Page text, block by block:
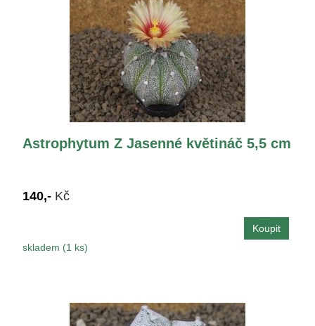
Astrophytum Z Jasenné květináč 5,5 cm
140,- Kč
skladem (1 ks)